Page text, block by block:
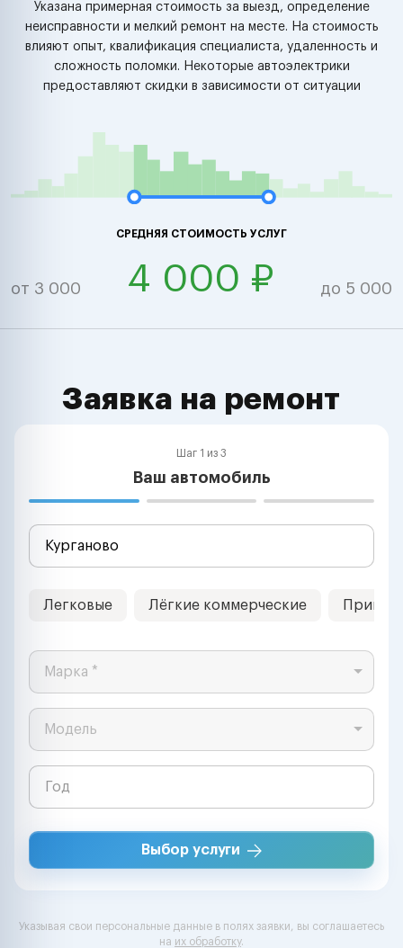
Указана примерная стоимость за выезд, определение
неисправности и мелкий ремонт на месте. На стоимость
влияют опыт, квалификация специалиста, удаленность и
сложность поломки. Некоторые автоэлектрики
предоставляют скидки в зависимости от ситуации
СРЕДНЯЯ СТОИМОСТЬ УСЛУГ
от 3 000 4 000 ₽ до 5 000
Заявка на ремонт
Шаг 1 из 3
Ваш автомобиль
Легковые Лёгкие коммерческие
Марка *
Модель
Выбор услуги
Указывая свои персональные данные в полях заявки, вы соглашаетесь
на их обработку.